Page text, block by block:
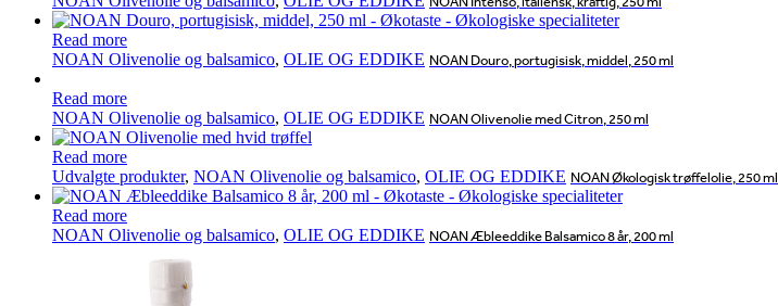
Read more
NOAN Olivenolie og balsamico, OLIE OG EDDIKE NOAN Douro, portugisisk, middel, 250 ml
Read more
NOAN Olivenolie og balsamico, OLIE OG EDDIKE NOAN Olivenolie med Citron, 250 ml
Read more
Udvalgte produkter, NOAN Olivenolie og balsamico, OLIE OG EDDIKE NOAN Økologisk trøffelolie, 250 ml
Read more
NOAN Olivenolie og balsamico, OLIE OG EDDIKE NOAN Æbleeddike Balsamico 8 år, 200 ml